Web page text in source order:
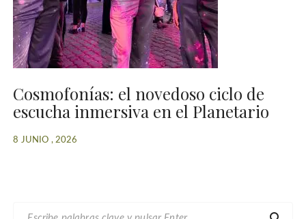
Cosmofonías: el novedoso ciclo de
escucha inmersiva en el Planetario
8 JUNIO , 2026